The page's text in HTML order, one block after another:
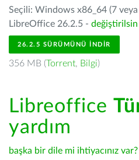
Seçili: Windows x86_64 (7
LibreOffice 26.2.5 - değiştirilsin
26.2.5 SÜRÜMÜNÜ İNDIR
356 MB (Torrent, Bilgi)
Libreoffice
yardım
başka bir dile mi ihtiyacınız var?